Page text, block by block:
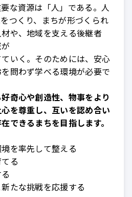
な資源は「人」である。人
つくり、まちが形づくられ
や、地域を支える後継者
いく。そのためには、安心
問わず学べる環境が必要で
奇心や創造性、物事をより
を尊重し、互いを認め合い
できるまちを目指します。
を率先して整える
る
たな挑戦を応援する